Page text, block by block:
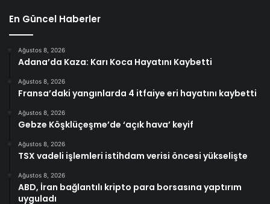
En Güncel Haberler
Ağustos 8, 2026
Adana’da Kaza: Karı Koca Hayatını Kaybetti
Ağustos 8, 2026
Fransa’daki yangınlarda 4 itfaiye eri hayatını kaybetti
Ağustos 8, 2026
Gebze Köşklüçeşme’de ‘açık hava’ keyif
Ağustos 8, 2026
TSX vadeli işlemleri istihdam verisi öncesi yükselişte
Ağustos 8, 2026
ABD, İran bağlantılı kripto para borsasına yaptırım
uyguladı